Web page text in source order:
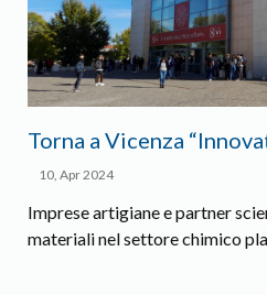
Torna a Vicenza
10, Apr 2024
Imprese artigiane e partner
materiali nel settore chimico